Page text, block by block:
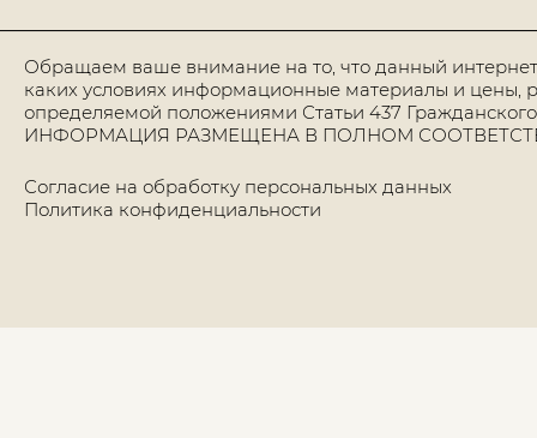
Обращаем ваше внимание на то, что данный
каких условиях информационные материалы и цены,
определяемой положениями Статьи 437
ИНФОРМАЦИЯ РАЗМЕЩЕНА В ПОЛНОМ
Согласие на обработку персональных данных
Политика конфиденциальности